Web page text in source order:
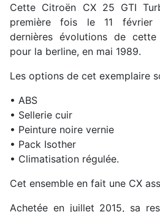
Cette Citroën CX 25 GTI
première fois le 11 février
dernières évolutions de cette
pour la berline, en mai 1989.
Les options de cet exemplaire
• ABS
• Sellerie cuir
• Peinture noire vernie
• Pack Isother
• Climatisation régulée.
Cet ensemble en fait une CX
Achetée en juillet 2015, sa